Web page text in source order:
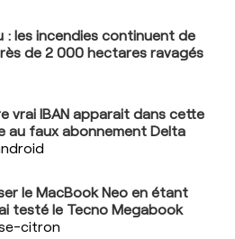
: les incendies continuent de
de 2 000 hectares ravagés
vrai IBAN apparait dans cette
au faux abonnement Delta
le MacBook Neo en étant
testé le Tecno Megabook
citron